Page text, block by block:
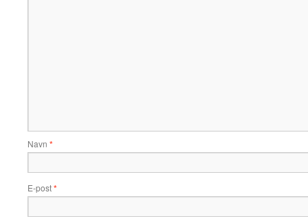
Navn *
E-post*